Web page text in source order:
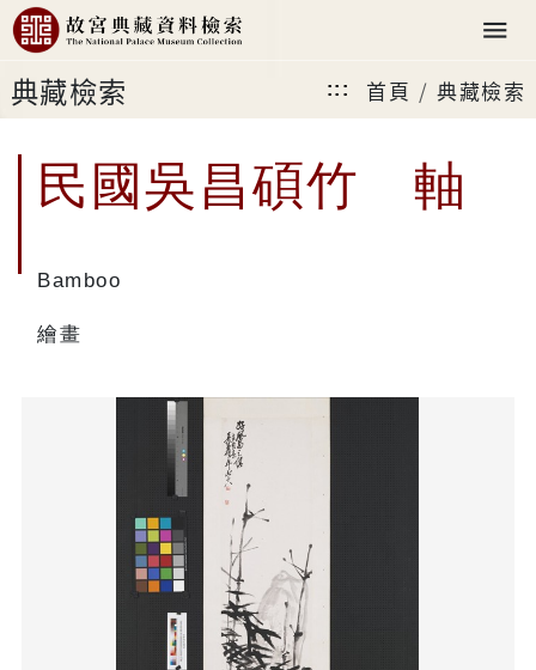
典藏檢索 ::: 首頁 典藏檢索
民國吳昌碩竹 軸
Bamboo
繪畫